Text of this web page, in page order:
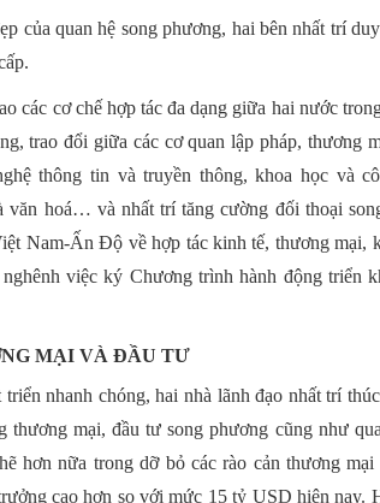
của quan hệ song phương, hai bên nhất trí
các cơ chế hợp tác đa dạng giữa hai nước
trao đổi giữa các cơ quan lập pháp, thương
thông tin và truyền thông, khoa học và
hoá… và nhất trí tăng cường đối thoại
Nam-Ấn Độ về hợp tác kinh tế, thương mại,
việc ký Chương trình hành động triển
MẠI VÀ ĐẦU TƯ
nhanh chóng, hai nhà lãnh đạo nhất trí
thương mại, đầu tư song phương cũng như
hơn nữa trong dỡ bỏ các rào cản thương
cao hơn so với mức 15 tỷ USD hiện nay.